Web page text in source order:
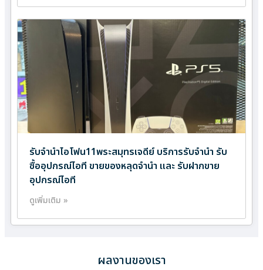
รับจำนำไอโฟน11พระสมุทรเจดีย์ บริการรับจำนำ รับ
ซื้ออุปกรณ์ไอที ขายของหลุดจำนำ และ รับฝากขาย
อุปกรณ์ไอที
ดูเพิ่มเติม »
ผลงานของเรา